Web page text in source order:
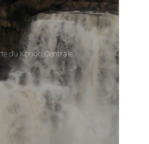
du Kongo Centrale